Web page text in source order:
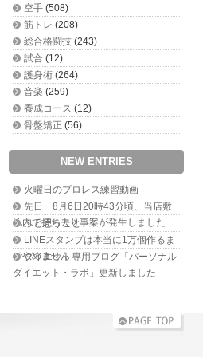
空手 (508)
筋トレ (208)
総合格闘技 (243)
試合 (12)
護身術 (264)
音楽 (259)
養成コース (12)
骨盤矯正 (56)
NEW ENTRIES
火曜日のプロレス練習動画
先日「8月6日20時43分頃、当店敷
地内で持ち去り事案が発生しました
ふと思うこと
LINEスタンプは本当に1万個作るま
でやめません
ダイエット専用ブログ「パーソナル
ダイエット・ラボ」更新しました